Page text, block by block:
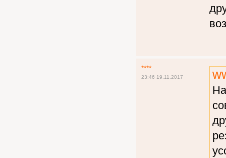
****
23:46 19.11.2017